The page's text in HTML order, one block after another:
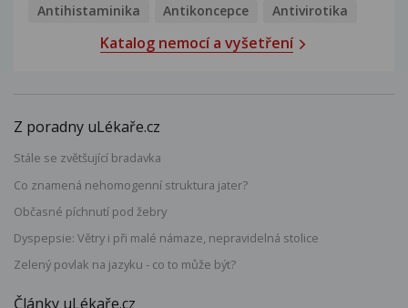
Antihistaminika
Antikoncepce Antivirotika
Katalog nemocí a vyšetření
Z poradny uLékaře.cz
Stále se zvětšující bradavka
Co znamená nehomogenní struktura jater?
Občasné píchnutí pod žebry
Dyspepsie: Větry i při malé námaze, nepravidelná stolice
Zelený povlak na jazyku - co to může být?
Články uLékaře.cz